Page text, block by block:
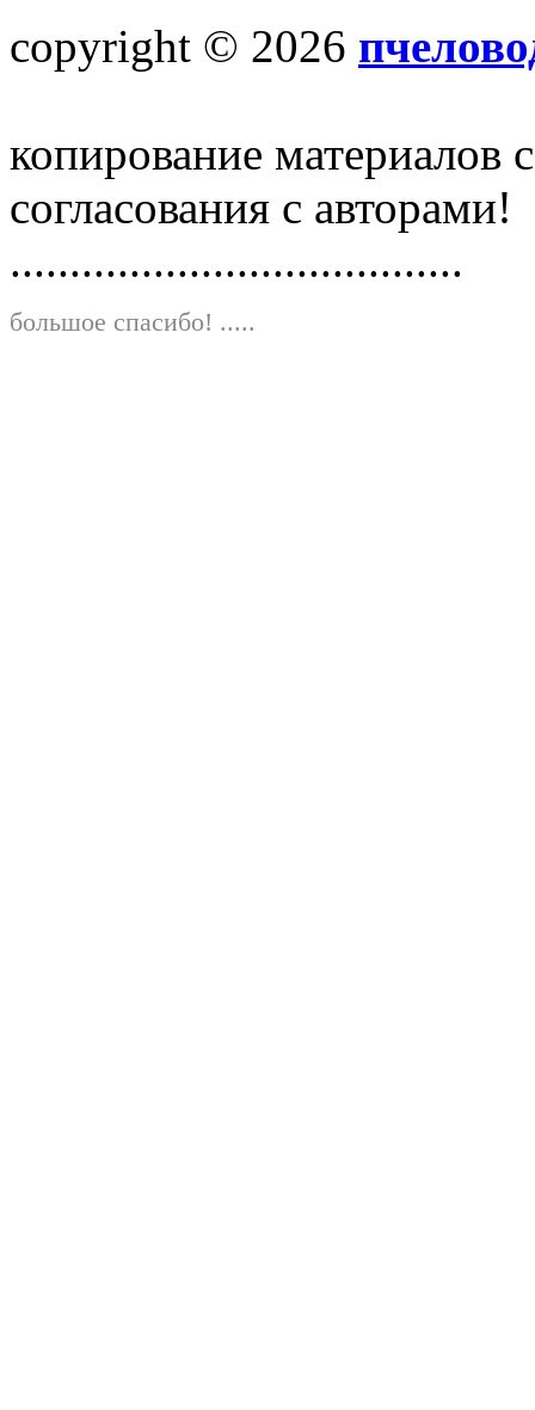
copyright © 2026
копирование материалов
согласования с авторами!
......................................
большое спасибо! .....